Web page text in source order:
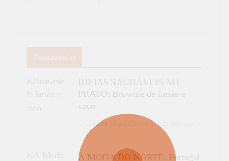
Relacionadas
IDEIAS SAUDÁVEIS NO
PRATO: Brownie de limão e
coco
Cláudia Magalhães 2 semanas ago
0
À MODA DO NORTE: Portugal